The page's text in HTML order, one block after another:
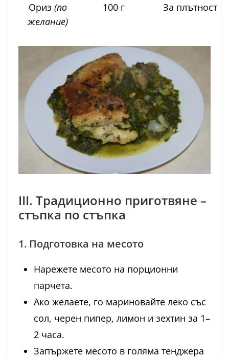
Ориз (по
желание)
100 г За плътност
III. Традиционно приготвяне –
стъпка по стъпка
1. Подготовка на месото
Нарежете месото на порционни
парчета.
Ако желаете, го мариновайте леко със
сол, черен пипер, лимон и зехтин за 1–
2 часа.
Запържете месото в голяма тенджера